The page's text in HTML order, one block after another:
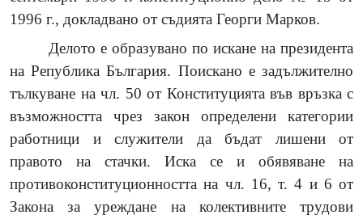
1996 г., докладвано от съдията Георги Марков.
Делото е образувано по искане на президента
на Република България. Поискано е задължително
тълкуване на чл. 50 от Конституцията във връзка с
възможността чрез закон определени категории
работници и служители да бъдат лишени от
правото на стачки. Иска се и обявяване на
противоконституционността на чл. 16, т. 4 и 6 от
Закона за уреждане на колективните трудови